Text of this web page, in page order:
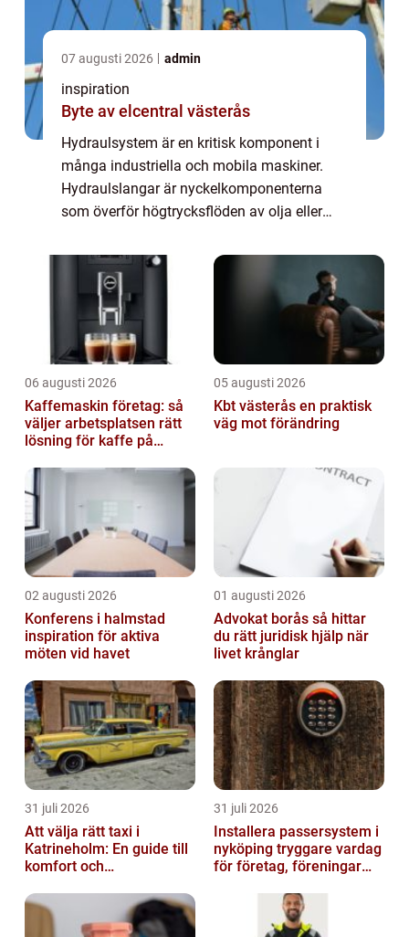
07 augusti 2026 admin
inspiration
Byte av elcentral västerås
Hydraulsystem är en kritisk komponent i
många industriella och mobila maskiner.
Hydraulslangar är nyckelkomponenterna
som överför högtrycksflöden av olja eller
star...
06 augusti 2026
Kaffemaskin företag: så
väljer arbetsplatsen rätt
lösning för kaffe på
05 augusti 2026
Kbt västerås en praktisk
väg mot förändring
02 augusti 2026
Konferens i halmstad
inspiration för aktiva
möten vid havet
01 augusti 2026
Advokat borås så hittar
du rätt juridisk hjälp när
livet krånglar
31 juli 2026
Att välja rätt taxi i
Katrineholm: En guide till
komfort och
31 juli 2026
Installera passersystem i
nyköping tryggare vardag
för företag, föreningar